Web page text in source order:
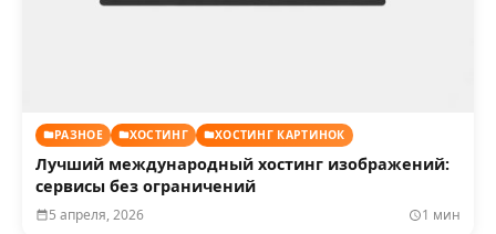
РАЗНОЕ ХОСТИНГ ХОСТИНГ КАРТИНОК
Лучший международный хостинг изображений:
сервисы без ограничений
5 апреля, 2026 1 мин